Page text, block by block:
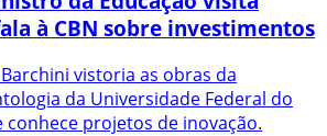
à CBN sobre investimentos
vistoria as obras da
da Universidade Federal do
conhece projetos de inovação.